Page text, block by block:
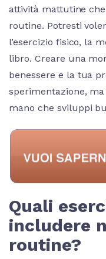
attività mattutine
routine. Potresti
l’esercizio fisico, la
libro. Creare una
benessere e la tua
sperimentazione,
mano che sviluppi
Quali
includere
routine?